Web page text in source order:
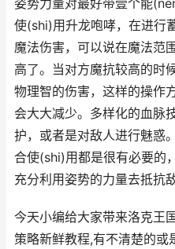
姿势力量对最好带壹个能
使(shi)用升龙咆哮，在进行
魔法伤害，可以说在魔法范
高了。当对方魔抗较高的时
物理智的伤害，这样的操作
会大大减少。多样化的血脉
护，或者是对敌人进行魅惑
合使(shi)用都是很有必要的
充分利用姿势的力量去抵抗敌
今天小编给大家带来洛克王
策略新鲜教程,有不清楚的或